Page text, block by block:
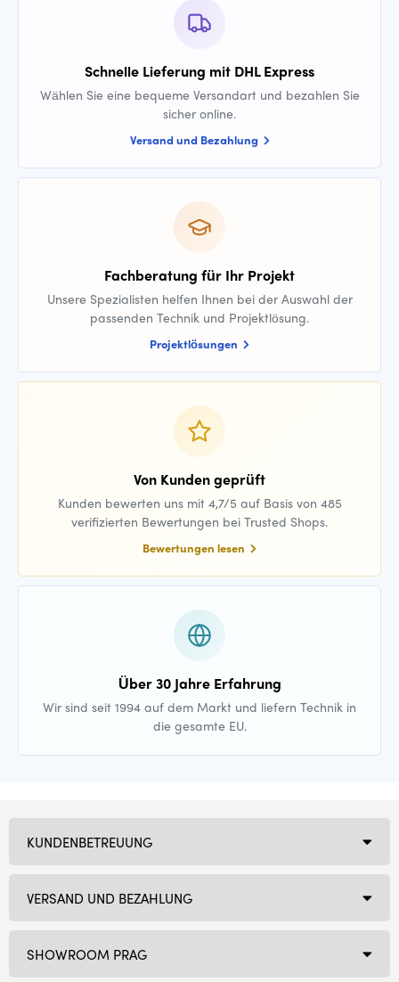
Schnelle Lieferung mit DHL Express
Wählen Sie eine bequeme Versandart und bezahlen Sie
sicher online.
Versand und Bezahlung
Fachberatung für Ihr Projekt
Unsere Spezialisten helfen Ihnen bei der Auswahl der
passenden Technik und Projektlösung.
Projektlösungen
Von Kunden geprüft
Kunden bewerten uns mit 4,7/5 auf Basis von 485
verifizierten Bewertungen bei Trusted Shops.
Bewertungen lesen
Über 30 Jahre Erfahrung
Wir sind seit 1994 auf dem Markt und liefern Technik in
die gesamte EU.
SHOWROOM PRAG
KUNDENBETREUUNG
VERSAND UND BEZAHLUNG